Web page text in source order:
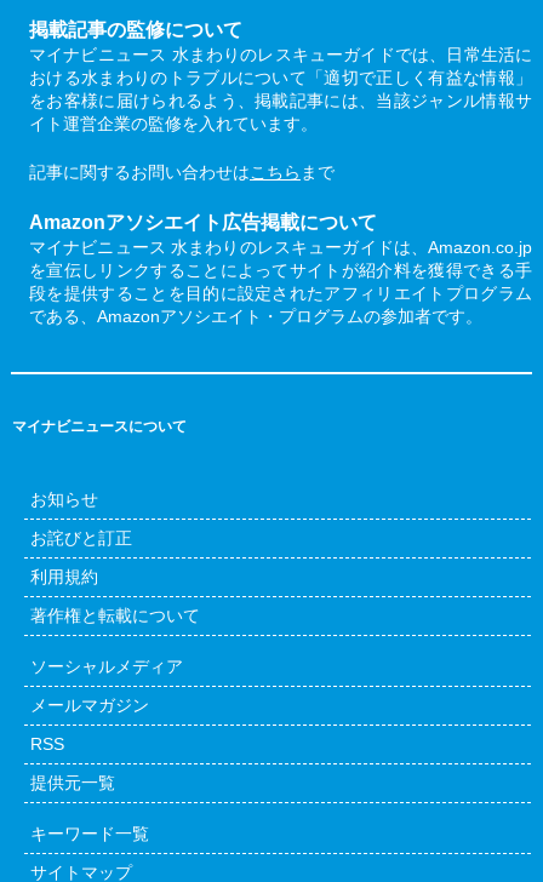
掲載記事の監修について
マイナビニュース 水まわりのレスキューガイドでは、日常生活に
おける水まわりのトラブルについて「適切で正しく有益な情報」
をお客様に届けられるよう、掲載記事には、当該ジャンル情報サ
イト運営企業の監修を入れています。
記事に関するお問い合わせはこちら まで
Amazonアソシエイト広告掲載について
マイナビニュース 水まわりのレスキューガイドは、Amazon.co.jp
を宣伝しリンクすることによってサイトが紹介料を獲得できる手
段を提供することを目的に設定されたアフィリエイトプログラム
である、Amazonアソシエイト・プログラムの参加者です。
マイナビニュースについて
お知らせ
お詫びと訂正
利用規約
著作権と転載について
ソーシャルメディア
メールマガジン
RSS
提供元一覧
キーワード一覧
サイトマップ